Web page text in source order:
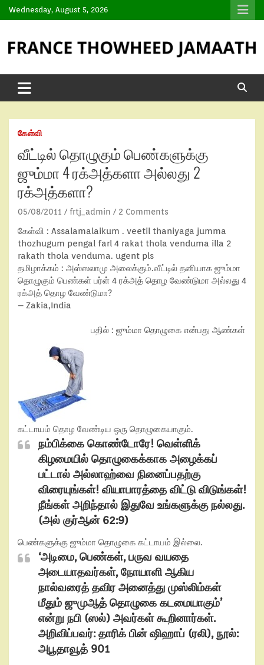
Wednesday, August 5, 2026
கேள்வி
வீட்டில் தொழுகும் பெண்களுக்கு
ஜும்மா 4 ரக்அத்களா அல்லது 2
ரக்அத்களா?
05/08/2011 frtj_admin 2 Comments
கேள்வி : Assalamalaikum . veetil thaniyaga jumma
thozhugum pengal farl 4 rakat thola venduma illa 2
rakath thola venduma. ugent pls
தமிழாக்கம் : அஸ்ஸலாமு அலைக்கும்.வீட்டில் தனியாக ஜும்மா
தொழுகும் பெண்கள் பர்ள் 4 ரக்அத் தொழ வேண்டுமா அல்லது 4
ரக்அத் தொழ வேண்டுமா?
– Zakia,India
பதில் : ஜும்மா தொழுகை என்பது ஆண்கள்
கட்டாயம் தொழ வேண்டிய ஒரு தொழுகையாகும்.
நம்பிக்கை கொண்டோரே! வெள்ளிக்
கிழமையில் தொழுகைக்காக அழைக்கப்
பட்டால் அல்லாஹ்வை நினைப்பதற்கு
விரையுங்கள்! வியாபாரத்தை விட்டு விடுங்கள்!
நீங்கள் அறிந்தால் இதுவே உங்களுக்கு நல்லது.
(அல் குர்ஆன் 62:9)
பெண்களுக்கு ஜும்மா தொழுகை கட்டாயம் இல்லை.
‘அடிமை, பெண்கள், பருவ வயதை
அடையாதவர்கள், நோயாளி ஆகிய
நால்வரைத் தவிர அனைத்து முஸ்லிம்கள்
மீதும் ஜுமுஆத் தொழுகை கடமையாகும்’
என்று நபி (ஸல்) அவர்கள் கூறினார்கள்.
அறிவிப்பவர்: தாரிக் பின் ஷிஹாப் (ரலி), நூல்:
அபூதாவூத் 901